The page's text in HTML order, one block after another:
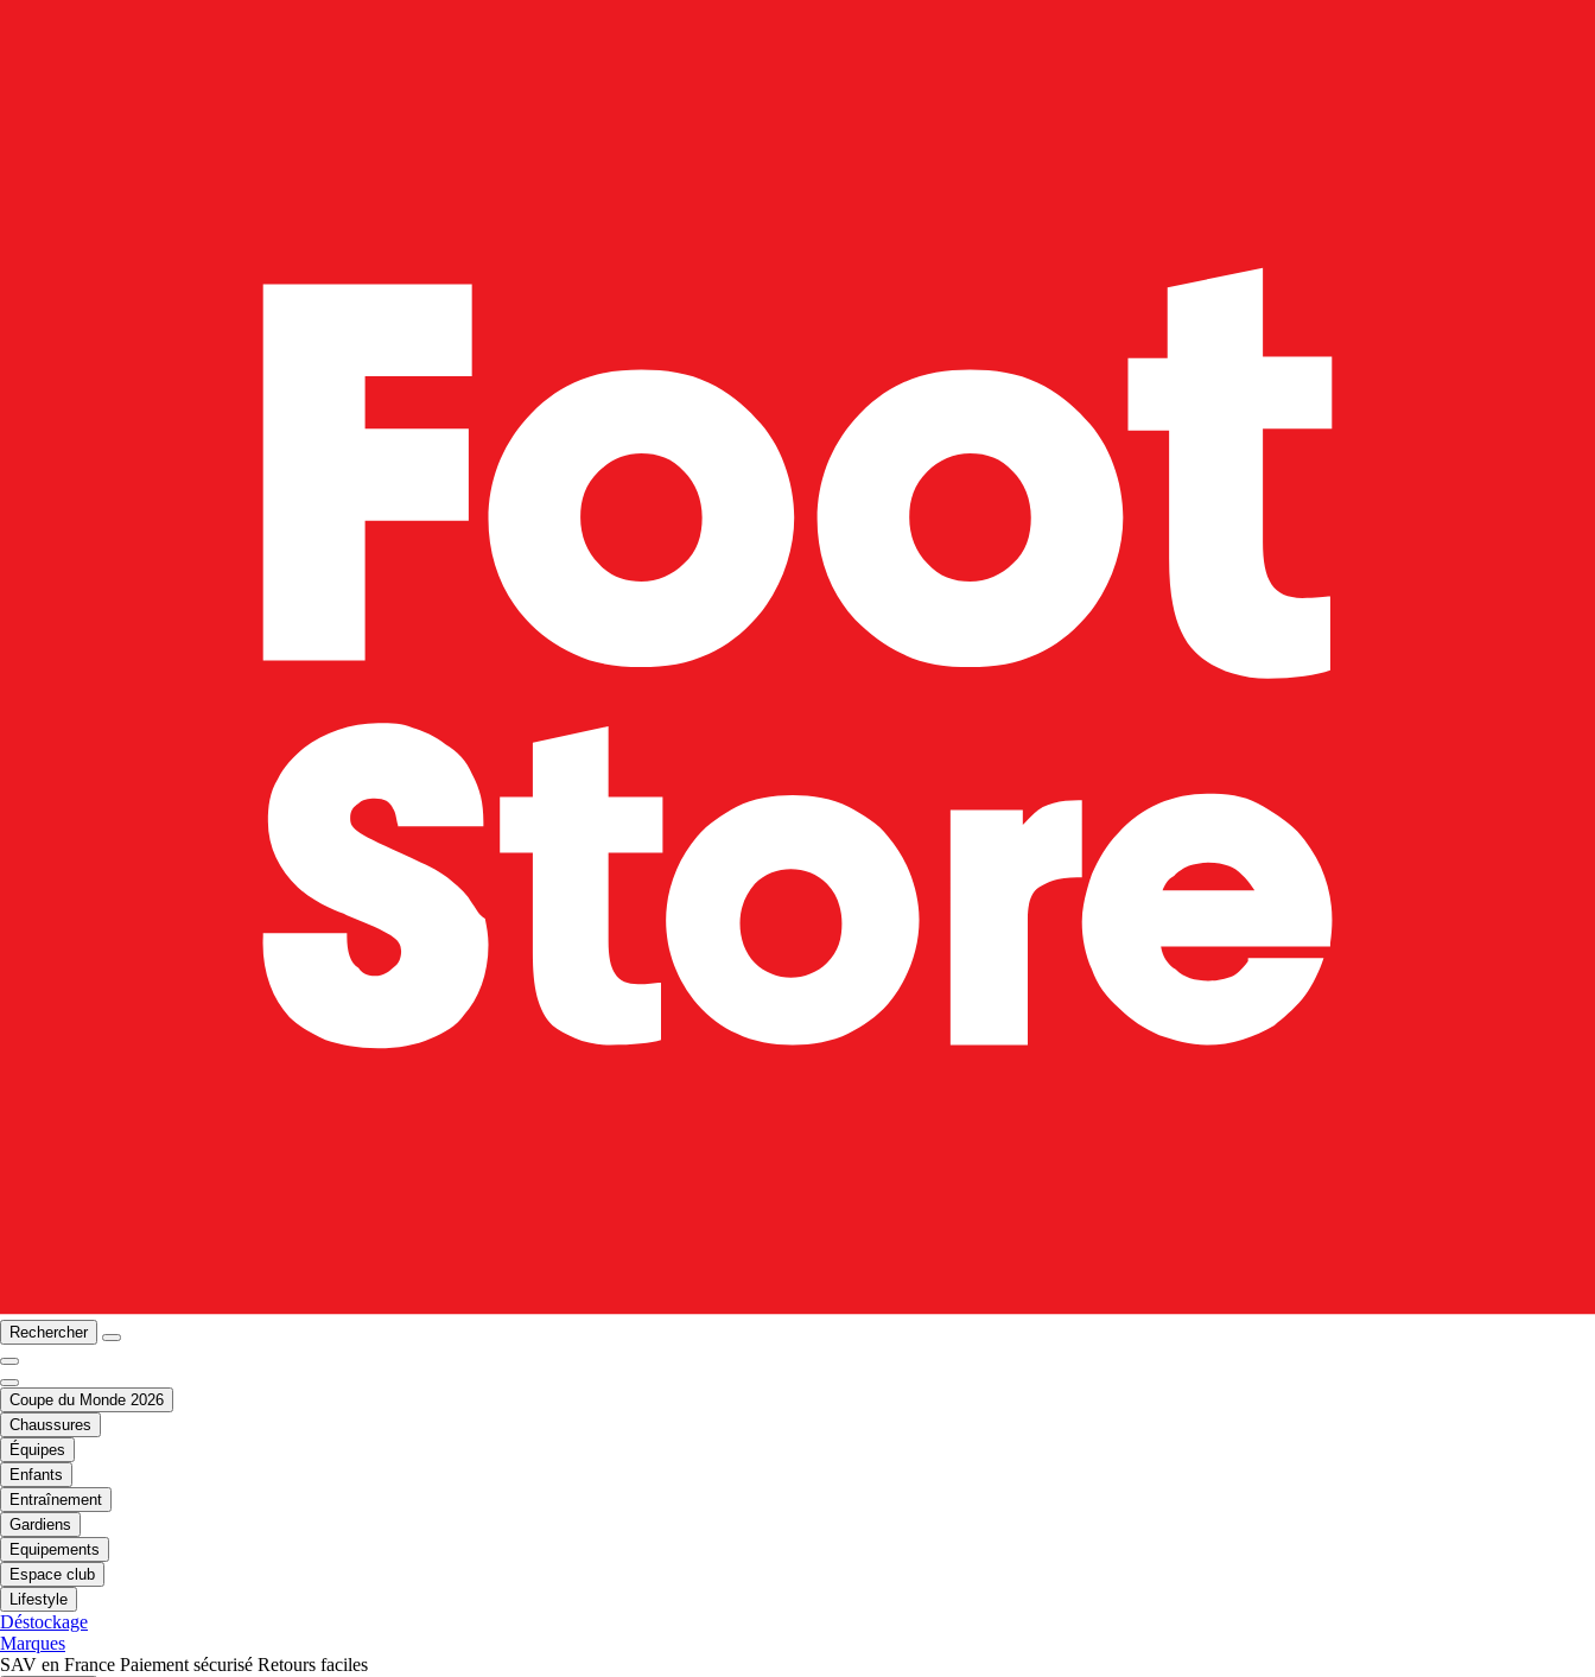
Rechercher
Coupe du Monde 2026
Chaussures
Équipes
Enfants
Entraînement
Gardiens
Equipements
Espace club
Lifestyle
Déstockage
Marques
SAV en France Paiement sécurisé Retours faciles